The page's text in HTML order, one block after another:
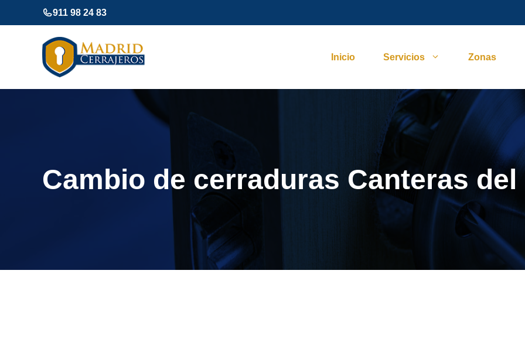
al
911 98 24 83
Inicio Servicios Zonas
Cambio de cerraduras Canteras